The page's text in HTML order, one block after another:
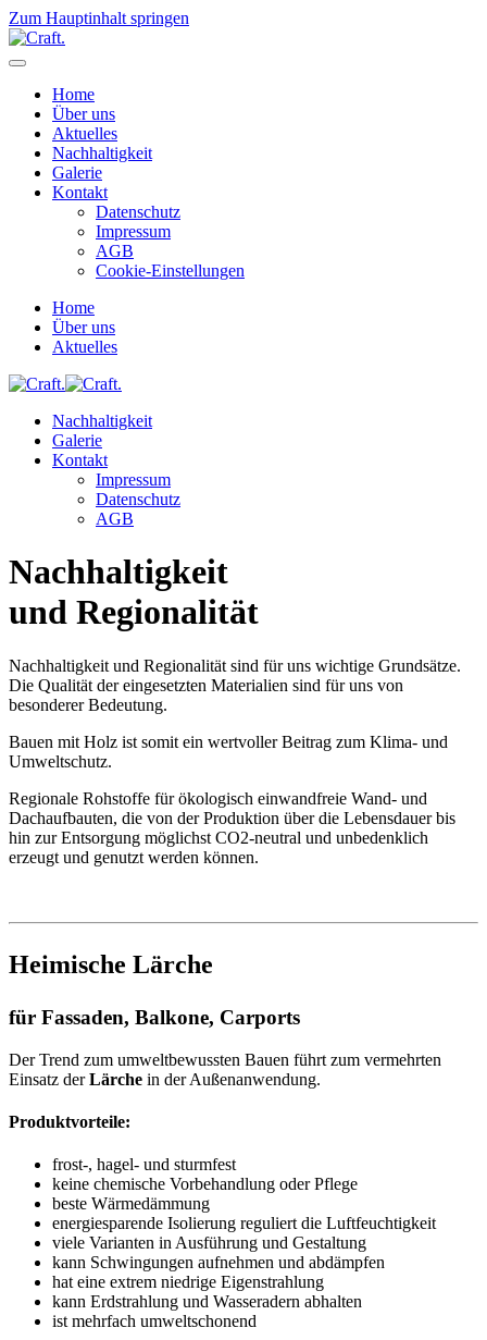
Zum Hauptinhalt springen
Home
Über uns
Aktuelles
Nachhaltigkeit
Galerie
Kontakt
Datenschutz
Impressum
AGB
Cookie-Einstellungen
Home
Über uns
Aktuelles
Nachhaltigkeit
Galerie
Kontakt
Impressum
Datenschutz
AGB
Nachhaltigkeit
und Regionalität
Nachhaltigkeit und Regionalität sind für uns wichtige Grundsätze.
Die Qualität der eingesetzten Materialien sind für uns von
besonderer Bedeutung.
Bauen mit Holz ist somit ein wertvoller Beitrag zum Klima- und
Umweltschutz.
Regionale Rohstoffe für ökologisch einwandfreie Wand- und
Dachaufbauten, die von der Produktion über die Lebensdauer bis
hin zur Entsorgung möglichst CO2-neutral und unbedenklich
erzeugt und genutzt werden können.
Heimische Lärche
für Fassaden, Balkone, Carports
Der Trend zum umweltbewussten Bauen führt zum vermehrten
Einsatz derLärche in der Außenanwendung.
Produktvorteile:
frost-, hagel- und sturmfest
keine chemische Vorbehandlung oder Pflege
beste Wärmedämmung
energiesparende Isolierung reguliert die Luftfeuchtigkeit
viele Varianten in Ausführung und Gestaltung
kann Schwingungen aufnehmen und abdämpfen
hat eine extrem niedrige Eigenstrahlung
kann Erdstrahlung und Wasseradern abhalten
ist mehrfach umweltschonend